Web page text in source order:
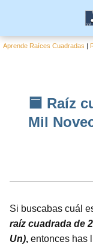
Aprende Raíces Cuadradas |
🟦 Raíz
Mil
Si buscabas cuál
raíz cuadrada de
Un), entonces has